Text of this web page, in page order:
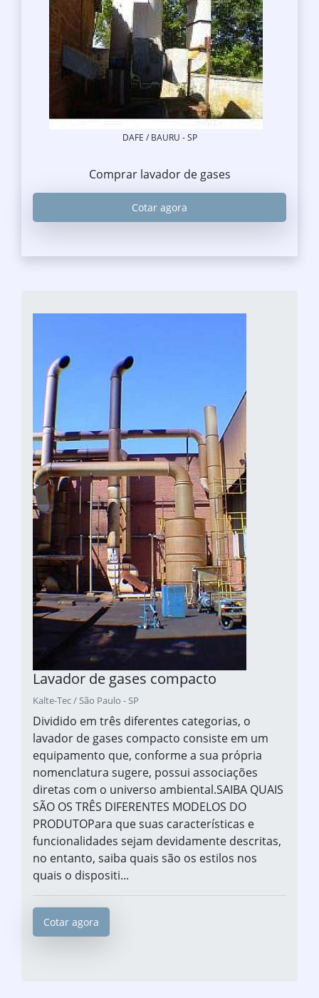
DAFE / BAURU - SP
Comprar lavador de gases
Cotar agora
Lavador de gases compacto
Kalte-Tec / São Paulo - SP
Dividido em três diferentes categorias, o
lavador de gases compacto consiste em um
equipamento que, conforme a sua própria
nomenclatura sugere, possui associações
diretas com o universo ambiental.SAIBA QUAIS
SÃO OS TRÊS DIFERENTES MODELOS DO
PRODUTOPara que suas características e
funcionalidades sejam devidamente descritas,
no entanto, saiba quais são os estilos nos
quais o dispositi...
Cotar agora